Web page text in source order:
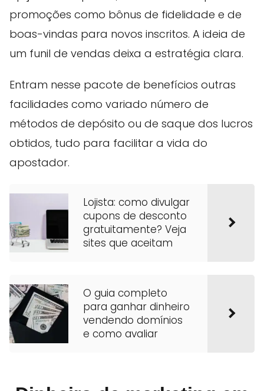
promoções como bônus de fidelidade e de
boas-vindas para novos inscritos. A ideia de
um funil de vendas deixa a estratégia clara.
Entram nesse pacote de benefícios outras
facilidades como variado número de
métodos de depósito ou de saque dos lucros
obtidos, tudo para facilitar a vida do
apostador.
Lojista: como divulgar
cupons de desconto
gratuitamente? Veja
sites que aceitam
O guia completo
para ganhar dinheiro
vendendo domínios
e como avaliar